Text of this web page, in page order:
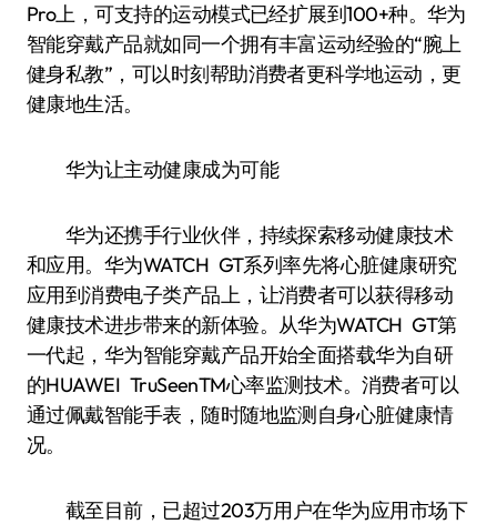
Pro上，可支持的运动模式已经扩展到100+种。华为
智能穿戴产品就如同一个拥有丰富运动经验的“腕上
健身私教”，可以时刻帮助消费者更科学地运动，更
健康地生活。
华为让主动健康成为可能
华为还携手行业伙伴，持续探索移动健康技术
和应用。华为WATCH GT系列率先将心脏健康研究
应用到消费电子类产品上，让消费者可以获得移动
健康技术进步带来的新体验。从华为WATCH GT第
一代起，华为智能穿戴产品开始全面搭载华为自研
的HUAWEI TruSeenTM心率监测技术。消费者可以
通过佩戴智能手表，随时随地监测自身心脏健康情
况。
截至目前，已超过203万用户在华为应用市场下